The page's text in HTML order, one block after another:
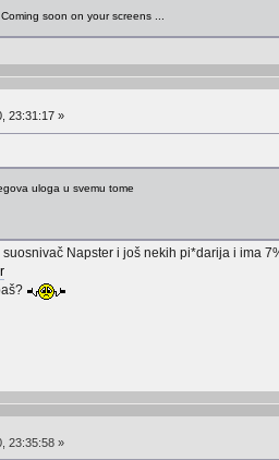
soon on your screens ...
23:31:17 »
uloga u svemu tome
Napster i još nekih pi*darija i ima
23:35:58 »